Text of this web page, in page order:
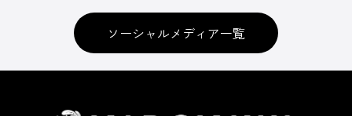
ソーシャルメディア一覧